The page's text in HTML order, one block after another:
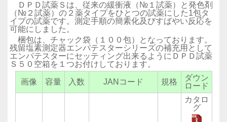
ＤＰＤ試薬Ｓは、従来の緩衝液（№１試薬）と発色剤
（№２試薬）の２薬タイプをひとつの試薬にした1包タ
イプの試薬です。測定手順の簡素化及びすばやい反応を
可能にしました。
梱包は、チャック袋（１００包）となっております。
残留塩素測定器エンパテスターシリーズの補充用として
エンパテスターにセッティング出来るようにＤＰＤ試薬
Ｓ５０空箱を１つお付けしております。
画像 容量 入数 JANコード 規格
ダウン
ロード
カタロ
グ